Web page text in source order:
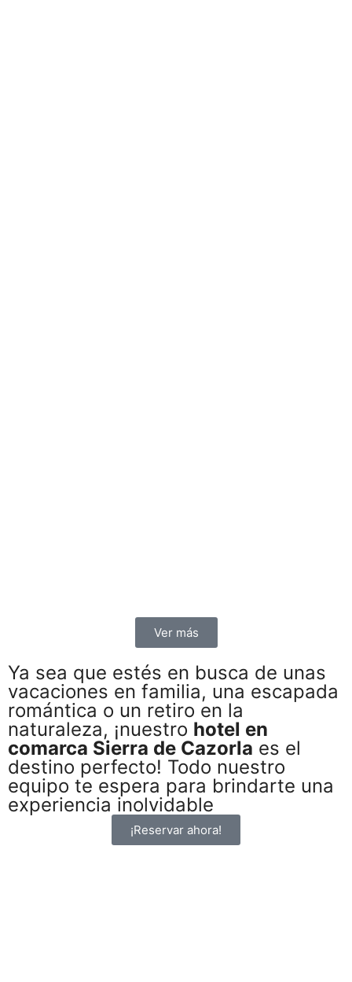
Ver más
Ya sea que estés en busca de unas
vacaciones en familia, una escapada
romántica o un retiro en la
naturaleza, ¡nuestro hotel en
comarca Sierra de Cazorla es el
destino perfecto! Todo nuestro
equipo te espera para brindarte una
experiencia inolvidable
¡Reservar ahora!